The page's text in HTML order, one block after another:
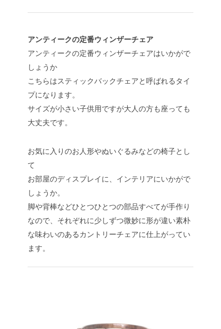
アンティークの定番ウィンザーチェア
アンティークの定番ウィンザーチェアはいかがで
しょうか
こちらはスティックバックチェアと呼ばれるタイ
プになります。
サイズが小さい子供用ですが大人の方も座っても
大丈夫です。
お気に入りのお人形やぬいぐるみなどの椅子とし
て
お部屋のディスプレイに、インテリアにいかがで
しょうか。
脚や背棒などひとつひとつの部品すべてが手作り
なので、それぞれに少しずつ微妙に形が違い素朴
な味わいのあるカントリーチェアに仕上がってい
ます。